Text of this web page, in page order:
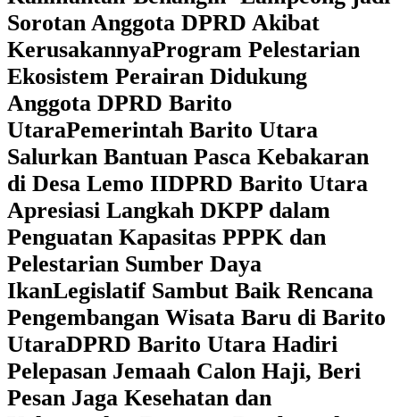
Sorotan Anggota DPRD Akibat
KerusakannyaProgram Pelestarian
Ekosistem Perairan Didukung
Anggota DPRD Barito
UtaraPemerintah Barito Utara
Salurkan Bantuan Pasca Kebakaran
di Desa Lemo IIDPRD Barito Utara
Apresiasi Langkah DKPP dalam
Penguatan Kapasitas PPPK dan
Pelestarian Sumber Daya
IkanLegislatif Sambut Baik Rencana
Pengembangan Wisata Baru di Barito
UtaraDPRD Barito Utara Hadiri
Pelepasan Jemaah Calon Haji, Beri
Pesan Jaga Kesehatan dan